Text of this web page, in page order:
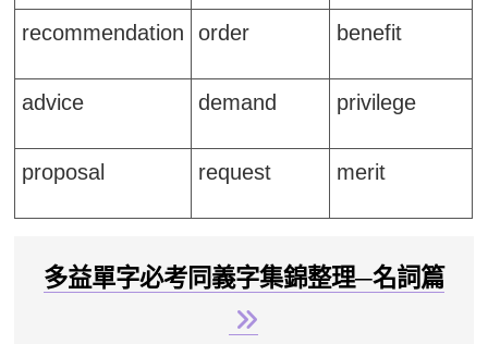
recommendation order benefit
advice demand privilege
proposal request merit
多益單字必考同義字集錦整理─名詞篇